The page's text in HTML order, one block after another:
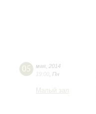
05 мая 2014
19:00 Пн
Малый зал